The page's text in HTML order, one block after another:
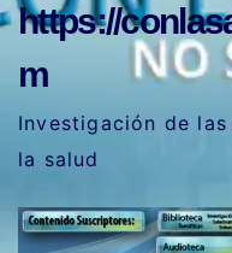
https://
m
Investigación de
la salud